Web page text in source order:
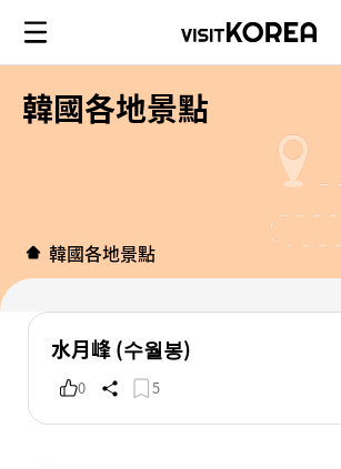
韓國各地景點
韓國各地景點
水月峰 (수월봉)
0 5